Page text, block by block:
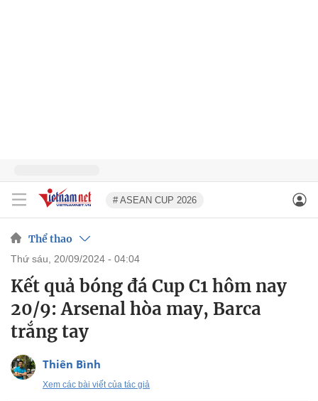
# ASEAN CUP 2026
Thể thao
thứ sáu, 20/09/2024 - 04:04
Kết quả bóng đá Cup C1 hôm nay
20/9: Arsenal hòa may, Barca
trắng tay
Thiên Bình
Xem các bài viết của tác giả